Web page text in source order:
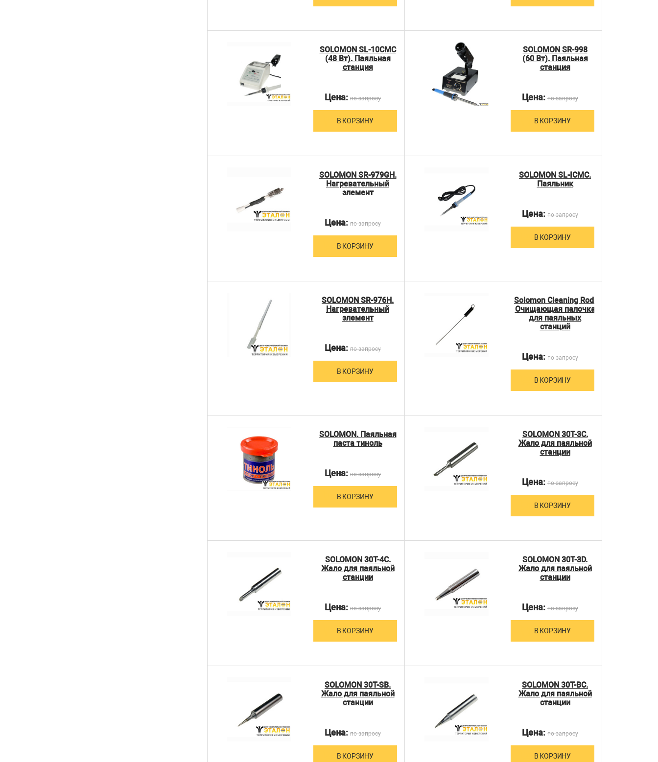
SOLOMON SL-10CMC
(48 Вт). Паяльная
станция
Цена: по запросу
В КОРЗИНУ
SOLOMON SR-998
(60 Вт). Паяльная
станция
Цена: по запросу
В КОРЗИНУ
SOLOMON SR-979GH.
Нагревательный
элемент
Цена: по запросу
В КОРЗИНУ
SOLOMON SL-ICMC.
Паяльник
Цена: по запросу
В КОРЗИНУ
SOLOMON SR-976H.
Нагревательный
элемент
Цена: по запросу
В КОРЗИНУ
Solomon Cleaning Rod.
Очищающая палочка
для паяльных
станций
Цена: по запросу
В КОРЗИНУ
SOLOMON. Паяльная
паста тиноль
Цена: по запросу
В КОРЗИНУ
SOLOMON 30T-3C.
Жало для паяльной
станции
Цена: по запросу
В КОРЗИНУ
SOLOMON 30T-4C.
Жало для паяльной
станции
Цена: по запросу
В КОРЗИНУ
SOLOMON 30T-3D.
Жало для паяльной
станции
Цена: по запросу
В КОРЗИНУ
SOLOMON 30T-SB.
Жало для паяльной
станции
Цена: по запросу
В КОРЗИНУ
SOLOMON 30T-BC.
Жало для паяльной
станции
Цена: по запросу
В КОРЗИНУ